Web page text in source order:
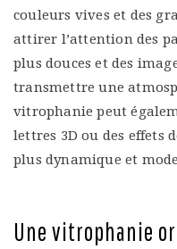
couleurs vives et des
attirer l’attention des
plus douces et des
transmettre une
vitrophanie peut
lettres 3D ou des effets
plus dynamique et
Une vitrophanie